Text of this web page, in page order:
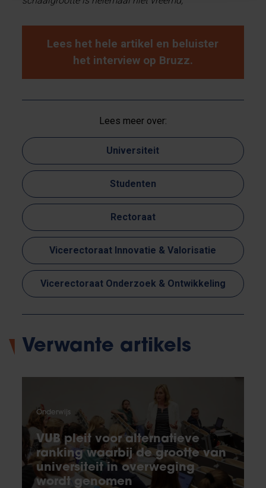
Lees het hele artikel en beluister
het interview op Bruzz.
Lees meer over:
Universiteit
Studenten
Rectoraat
Vicerectoraat Innovatie & Valorisatie
Vicerectoraat Onderzoek & Ontwikkeling
Verwante artikels
Onderwijs
VUB pleit voor alternatieve
ranking waarbij de grootte van
universiteit in overweging
wordt genomen